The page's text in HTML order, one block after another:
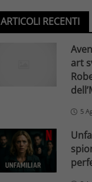
ARTICOLI RECENTI
art
5